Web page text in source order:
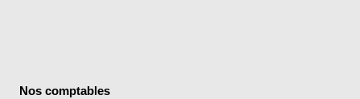
Nos comptables